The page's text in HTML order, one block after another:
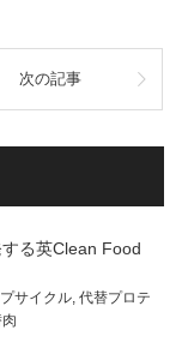
次の記事
る英Clean Food
サイクル 代替プロテ